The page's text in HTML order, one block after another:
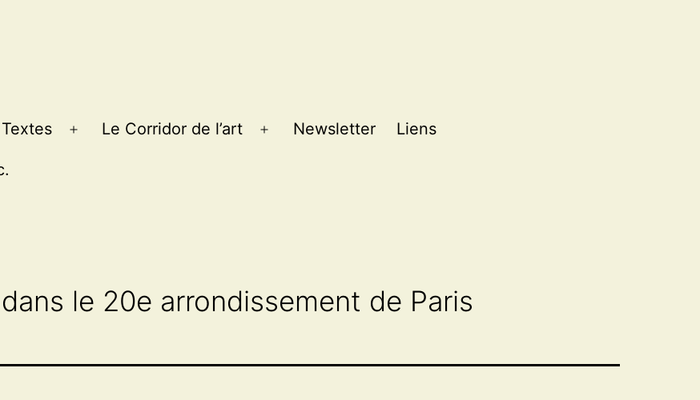
Textes
Ouvrir
Le Corridor de l’art
Ouvrir
Newsletter Liens
le 20e arrondissement de Paris